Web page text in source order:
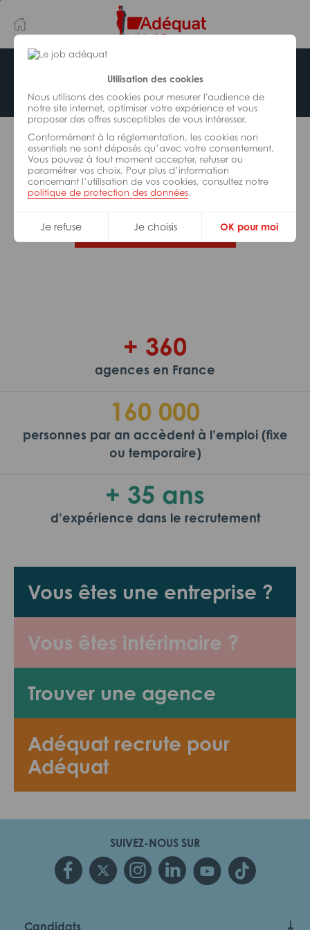
Utilisation des cookies
Nous utilisons des cookies pour mesurer l'audience de
notre site internet, optimiser votre expérience et vous
proposer des offres susceptibles de vous intéresser.
Conformément à la réglementation, les cookies non
essentiels ne sont déposés qu’avec votre consentement.
Vous pouvez à tout moment accepter, refuser ou
paramétrer vos choix. Pour plus d’information
concernant l’utilisation de vos cookies, consultez notre
politique de protection des données.
Je refuse Je choisis OK pour moi
au
contenu
principal
navigation
Offre indisponible
L’offre d’emploi que vous tentez de consulter n’est
plus disponible.
De nombreuses autres missions peuvent vous
correspondre, consultez toutes nos offres.
Trouvez votre job Adéquat !
Vous êtes une entreprise ?
Vous êtes intérimaire ?
Trouver une agence
Adéquat recrute pour
Adéquat
+ 360
agences en France
160 000
personnes par an accèdent à l’emploi (fixe
ou temporaire)
+ 35 ans
d’expérience dans le recrutement
SUIVEZ-NOUS SUR
Candidats